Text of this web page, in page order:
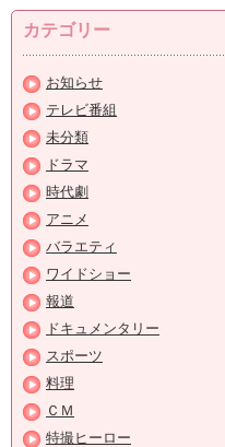
カテゴリー
お知らせ
テレビ番組
未分類
ドラマ
時代劇
アニメ
バラエティ
ワイドショー
報道
ドキュメンタリー
スポーツ
料理
ＣＭ
特撮ヒーロー